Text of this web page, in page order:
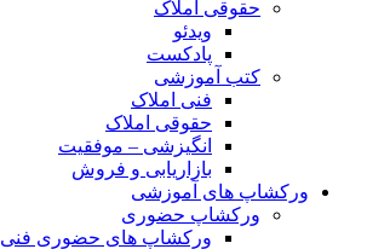
حقوقی املاک
ویدئو
پادکست
کتب آموزشی
فنی املاک
حقوقی املاک
انگیزشی – موفقیت
بازاریابی و فروش
ورکشاپ های آموزشی
ورکشاپ حضوری
ورکشاپ های حضوری فنی